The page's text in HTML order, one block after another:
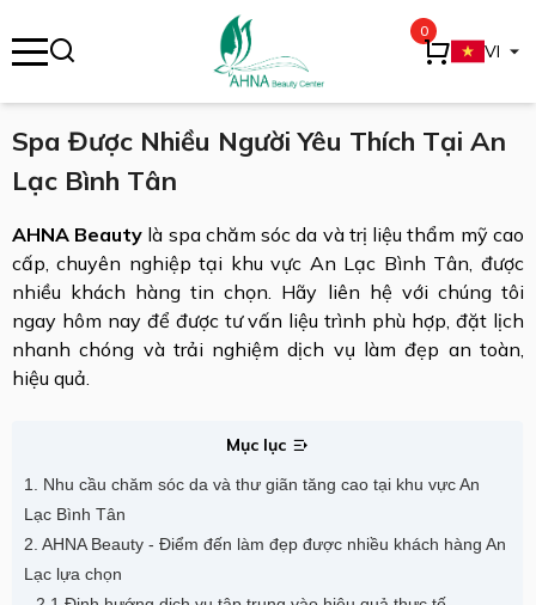
menu 0
VI
Spa Được Nhiều Người Yêu Thích Tại An
Lạc Bình Tân
AHNA Beauty là spa chăm sóc da và trị liệu thẩm mỹ cao
cấp, chuyên nghiệp tại khu vực An Lạc Bình Tân, được
nhiều khách hàng tin chọn. Hãy liên hệ với chúng tôi
ngay hôm nay để được tư vấn liệu trình phù hợp, đặt lịch
nhanh chóng và trải nghiệm dịch vụ làm đẹp an toàn,
hiệu quả.
Mục lục
1. Nhu cầu chăm sóc da và thư giãn tăng cao tại khu vực An
Lạc Bình Tân
2. AHNA Beauty - Điểm đến làm đẹp được nhiều khách hàng An
Lạc lựa chọn